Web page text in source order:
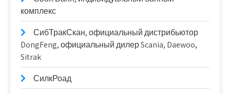
комплекс
СибТракСкан, официальный дистрибьютор
DongFeng, официальный дилер Scania, Daewoo,
Sitrak
СилкРоад